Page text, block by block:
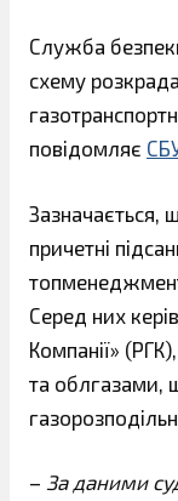
Служба
схему
повідомляє
Зазначається,
причетні
Серед них
Компанії»
та облгазами,
– За даними